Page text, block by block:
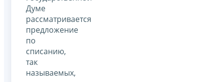
Думе
рассматривается
предложение
по
списанию,
так
называемых,